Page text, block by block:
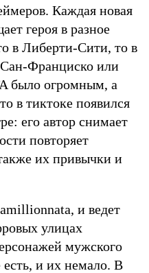
Каждая новая
героя в разное
в Либерти-Сити, то в
Франциско или
было огромным, а
в тиктоке появился
его автор снимает
повторяет
их привычки и
и ведет
улицах
мужского
и их немало. В